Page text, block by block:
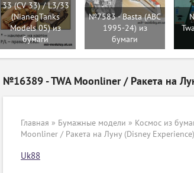
33 (CV 33) / L3/33
(NianegTanks
Models 05) из
бумаги
№7583 - Basta (ABC
1995-24) из
бумаги
№16389 - TWA Moonliner / Ракета на
Главная » Бумажные модели » Космос из
Moonliner / Ракета на Луну (Disney
Uk88